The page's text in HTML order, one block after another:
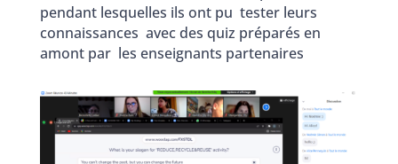
pendant lesquelles ils ont pu tester leurs
connaissances avec des quiz préparés en
amont par les enseignants partenaires